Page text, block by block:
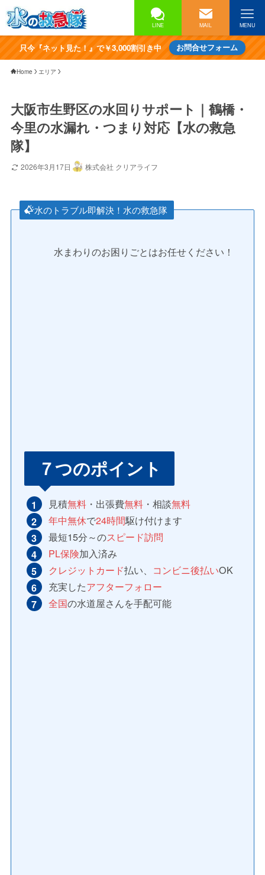
LINE MAIL MENU
只今『ネット見た！』で￥3,000割引き中 お問合せフォーム
Home エリア
大阪市生野区の水回りサポート｜鶴橋・
今里の水漏れ・つまり対応【水の救急
隊】
2026年3月17日 株式会社 クリアライフ
水のトラブル即解決！水の救急隊
水まわりのお困りごとはお任せください！
７つのポイント
見積無料・出張費無料・相談無料
年中無休で24時間駆け付けます
最短15分～のスピード訪問
PL保険加入済み
クレジットカード払い、 コンビニ後払いOK
充実したアフターフォロー
全国の水道屋さんを手配可能